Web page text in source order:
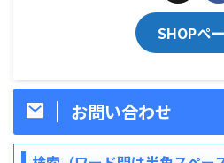
SHOPペ
お問い合わせ